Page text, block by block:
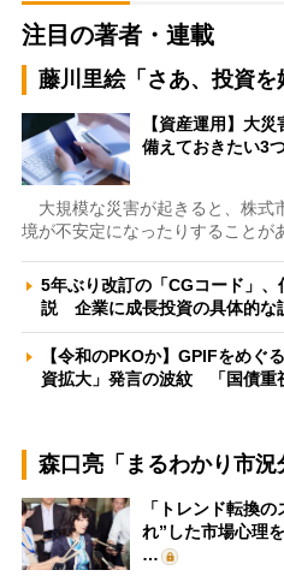
注目の著者・連載
藤川里絵「さあ、投資を
【資産運用】大
備えておきたい3
大規模な災害が起きると、株式
境が不安定になったりすることが
5年ぶり改訂の「CGコード」
説 企業に成長投資の具体的
【令和のPKOか】GPIFをめぐ
資拡大」発言の波紋 「国債
森口亮「まるわかり市況
「トレンド転換
れ”した市場心理
…